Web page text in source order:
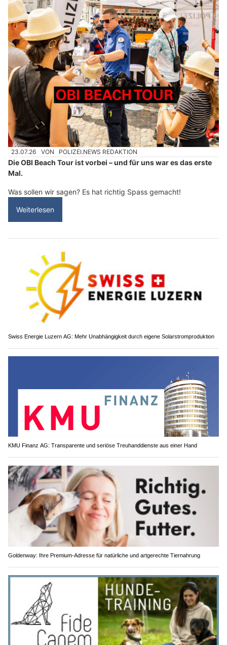
23.07.26 VON POLIZEI.NEWS REDAKTION
Die OBI Beach Tour ist vorbei – und für uns war es das erste
Mal.
Was sollen wir sagen? Es hat richtig Spass gemacht!
Weiterlesen
Swiss Energie Luzern AG: Mehr Unabhängigkeit durch eigene Solarstromproduktion
KMU Finanz AG: Transparente und seriöse Treuhanddienste aus einer Hand
Goldenway: Ihre Premium-Adresse für natürliche und artgerechte Tiernahrung